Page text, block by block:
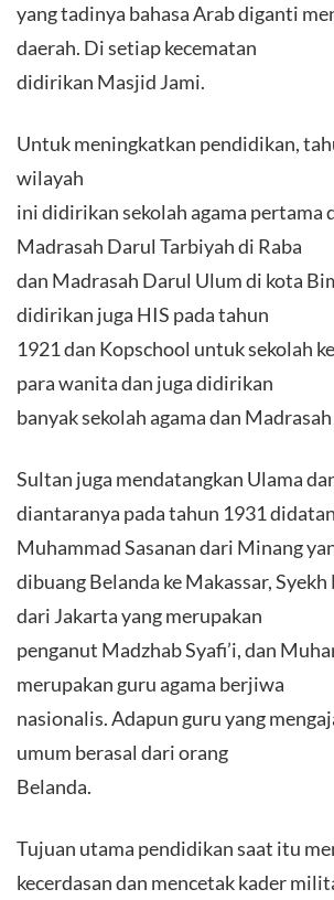
yang tadinya bahasa Arab diganti
daerah. Di setiap kecematan
didirikan Masjid Jami.
Untuk meningkatkan pendidikan,
wilayah
ini didirikan sekolah agama pertama
Madrasah Darul Tarbiyah di Raba
dan Madrasah Darul Ulum di kota
didirikan juga HIS pada tahun
1921 dan Kopschool untuk sekolah
para wanita dan juga didirikan
banyak sekolah agama dan
Sultan juga mendatangkan Ulama
diantaranya pada tahun 1931
Muhammad Sasanan dari Minang
dibuang Belanda ke Makassar,
dari Jakarta yang merupakan
penganut Madzhab Syafi’i, dan
merupakan guru agama berjiwa
nasionalis. Adapun guru yang
umum berasal dari orang
Belanda.
Tujuan utama pendidikan saat itu
kecerdasan dan mencetak kader